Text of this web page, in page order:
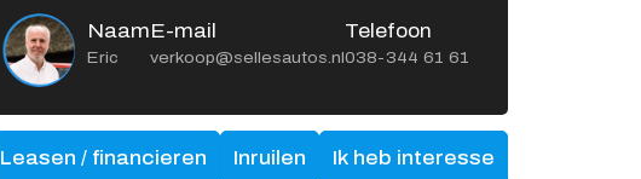
Naam
Eric
E-mail
verkoop@sellesautos.nl
Telefoon
038-344 61 61
Leasen / financieren Inruilen Ik heb interesse